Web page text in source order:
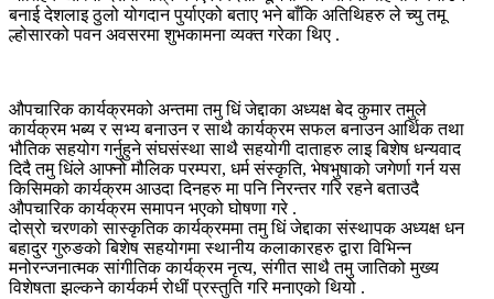
बनाई देशलाइ ठुलो योगदान पुर्याएको बताए भने बाँकि अतिथिहरु ले च्यु तमू
ल्होसारको पवन अवसरमा शुभकामना व्यक्त गरेका थिए .
औपचारिक कार्यक्रमको अन्तमा तमु धिं जेद्दाका अध्यक्ष बेद कुमार तमुले
कार्यक्रम भब्य र सभ्य बनाउन र साथै कार्यक्रम सफल बनाउन आर्थिक तथा
भौतिक सहयोग गर्नुहुने संघसंस्था साथै सहयोगी दाताहरु लाइ बिशेष धन्यवाद
दिदै तमु धिंले आफ्नो मौलिक परम्परा, धर्म संस्कृति, भेषभुषाको जगेर्णा गर्न यस
किसिमको कार्यक्रम आउदा दिनहरु मा पनि निरन्तर गरि रहने बताउदै
औपचारिक कार्यक्रम समापन भएको घोषणा गरे .
दोस्रो चरणको सास्कृतिक कार्यक्रममा तमु धिं जेद्दाका संस्थापक अध्यक्ष धन
बहादुर गुरुङको बिशेष सहयोगमा स्थानीय कलाकारहरु द्वारा विभिन्न
मनोरन्जनात्मक सांगीतिक कार्यक्रम नृत्य, संगीत साथै तमु जातिको मुख्य
विशेषता झल्कने कार्यकर्म रोधीं प्रस्तुति गरि मनाएको थियो .